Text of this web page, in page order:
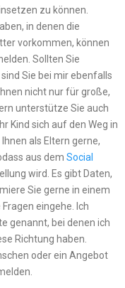
zu können.
in denen die
vorkommen, können
Sollten Sie
Sie bei mir ebenfalls
nicht nur für große,
unterstütze Sie auch
Kind sich auf den Weg in
als Eltern gerne,
aus dem Social
wird. Es gibt Daten,
Sie gerne in einem
eingehe. Ich
genannt, bei denen ich
Richtung haben.
oder ein Angebot